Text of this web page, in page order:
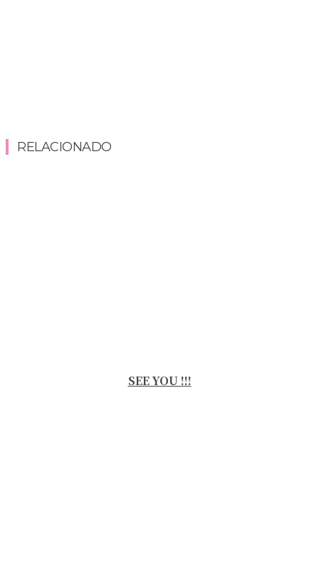
RELACIONADO
SEE YOU !!!